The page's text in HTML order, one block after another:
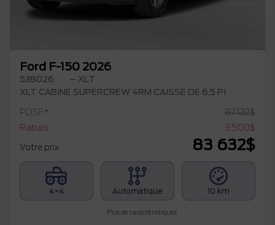
Ford F-150 2026
538026
– XLT
XLT CABINE SUPERCREW 4RM CAISSE DE 6,5 PI
PDSF* 87 132$
Rabais
3 500$
Votre prix
83 632$
4×4 Automatique 10 km
Plus de caractéristiques